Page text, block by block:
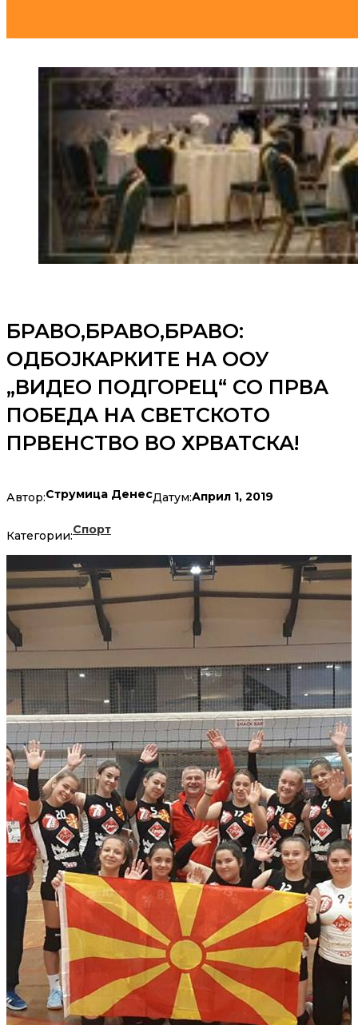
БРАВО,БРАВО,БРАВО:
ОДБОЈКАРКИТЕ НА ООУ
„ВИДЕО ПОДГОРЕЦ“ СО ПРВА
ПОБЕДА НА СВЕТСКОТО
ПРВЕНСТВО ВО ХРВАТСКА!
Автор:Струмица ДенесДатум:Април 1, 2019
Категории:Спорт